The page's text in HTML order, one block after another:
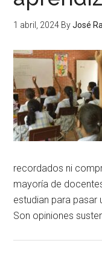
1 abril, 2024 ByJosé
recordados ni
mayoría de
estudian para pasar
Son opiniones